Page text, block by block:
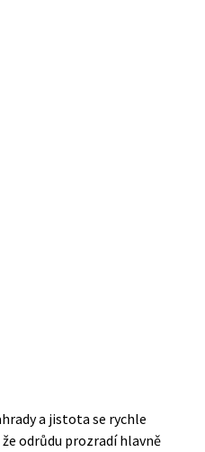
a jistota se rychle
odrůdu prozradí hlavně